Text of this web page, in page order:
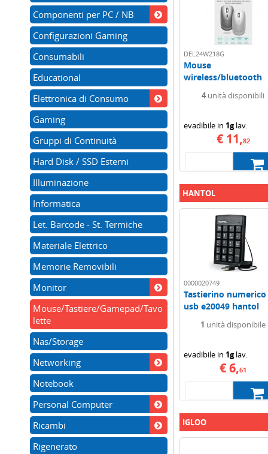
DEL24W218G
Mouse
wireless/bluetooth
batt...
4unità disponibili
evadibile in 1glav.
€ 11,82
HANTOL
0000020749
Tastierino numerico
usb e20049 hantol
1 unità disponibile
evadibile in 1glav.
€ 6,61
IGLOO
Componenti per PC / NB
Configurazioni Gaming
Consumabili
Educational
Elettronica di Consumo
Gaming
Gruppi di Continuità
Hard Disk / SSD Esterni
Illuminazione
Informatica
Let. Barcode - St. Termiche
Materiale Elettrico
Memorie Removibili
Monitor
Mouse/Tastiere/Gamepad/Tavo
lette
Nas/Storage
Networking
Notebook
Personal Computer
Ricambi
Rigenerato